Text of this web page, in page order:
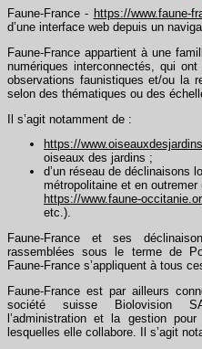
Faune-France - https://www.faune-
d’une interface web depuis un
Faune-France appartient à une
numériques interconnectés, qui
observations faunistiques et/ou la
selon des thématiques ou des
Il s’agit notamment de :
https://
oiseaux des jardins ;
d’un réseau de déclinaisons
métropolitaine et en outremer
https://www.faune-
etc.).
Faune-France et ses
rassemblées sous le terme de
Faune-France s’appliquent à tous
Faune-France est par ailleurs
société suisse Biolovision
l’administration et la gestion
lesquelles elle collabore. Il s’agit